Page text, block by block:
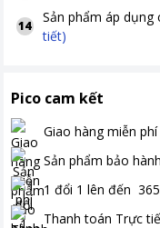
14
Sản phẩm áp
tiết)
Pico cam kết
Giao hàng miễn phí
Sản phẩm bảo
1 đổi 1 lên đến 365
Thanh toán Trực